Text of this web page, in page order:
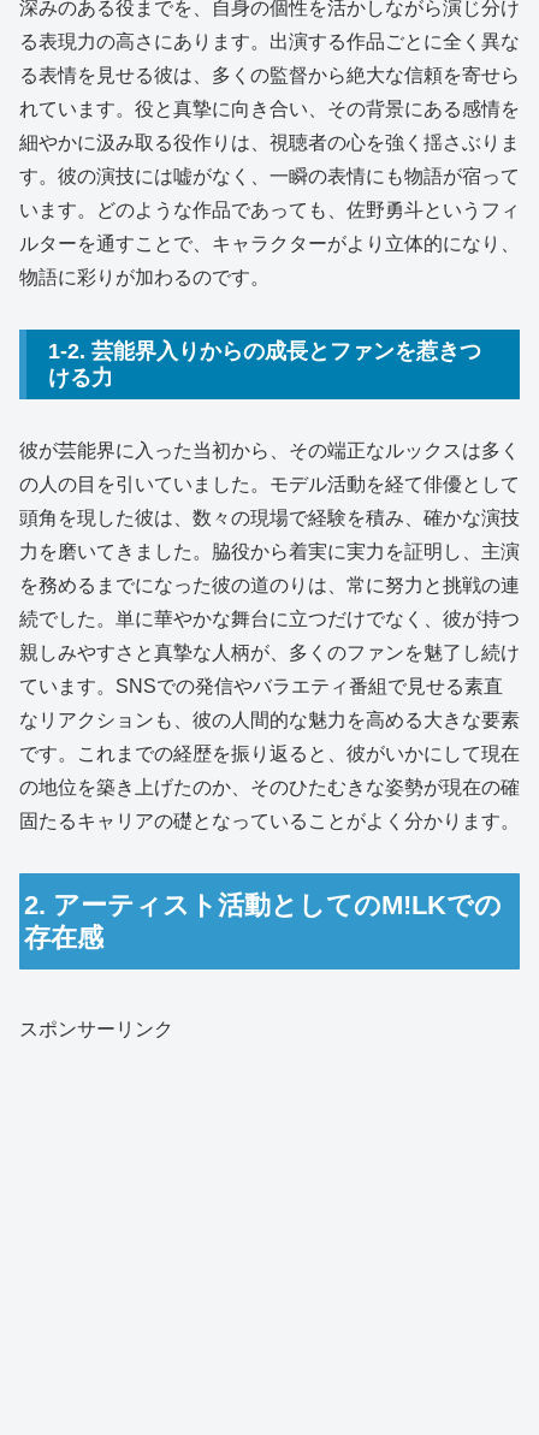
深みのある役までを、自身の個性を活かしながら演じ分け
る表現力の高さにあります。出演する作品ごとに全く異な
る表情を見せる彼は、多くの監督から絶大な信頼を寄せら
れています。役と真摯に向き合い、その背景にある感情を
細やかに汲み取る役作りは、視聴者の心を強く揺さぶりま
す。彼の演技には嘘がなく、一瞬の表情にも物語が宿って
います。どのような作品であっても、佐野勇斗というフィ
ルターを通すことで、キャラクターがより立体的になり、
物語に彩りが加わるのです。
1-2. 芸能界入りからの成長とファンを惹きつ
ける力
彼が芸能界に入った当初から、その端正なルックスは多く
の人の目を引いていました。モデル活動を経て俳優として
頭角を現した彼は、数々の現場で経験を積み、確かな演技
力を磨いてきました。脇役から着実に実力を証明し、主演
を務めるまでになった彼の道のりは、常に努力と挑戦の連
続でした。単に華やかな舞台に立つだけでなく、彼が持つ
親しみやすさと真摯な人柄が、多くのファンを魅了し続け
ています。SNSでの発信やバラエティ番組で見せる素直
なリアクションも、彼の人間的な魅力を高める大きな要素
です。これまでの経歴を振り返ると、彼がいかにして現在
の地位を築き上げたのか、そのひたむきな姿勢が現在の確
固たるキャリアの礎となっていることがよく分かります。
2. アーティスト活動としてのM!LKでの
存在感
スポンサーリンク